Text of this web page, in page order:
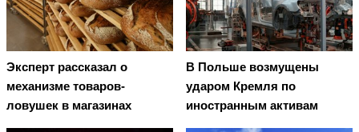
Эксперт рассказал о
механизме товаров-
ловушек в магазинах
В Польше возмущены
ударом Кремля по
иностранным активам